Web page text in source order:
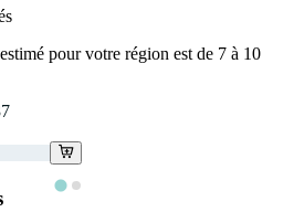
pour votre région est de 7 à 10